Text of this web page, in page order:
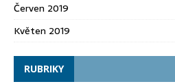
Červen 2019
Květen 2019
RUBRIKY